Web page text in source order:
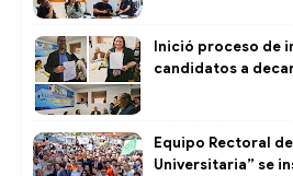
Inició proceso de
candidatos a
Equipo Rectoral
Universitaria” se